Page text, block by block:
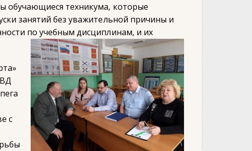
обучающиеся техникума, которые
занятий без уважительной причины и
по учебным дисциплинам, и их
с